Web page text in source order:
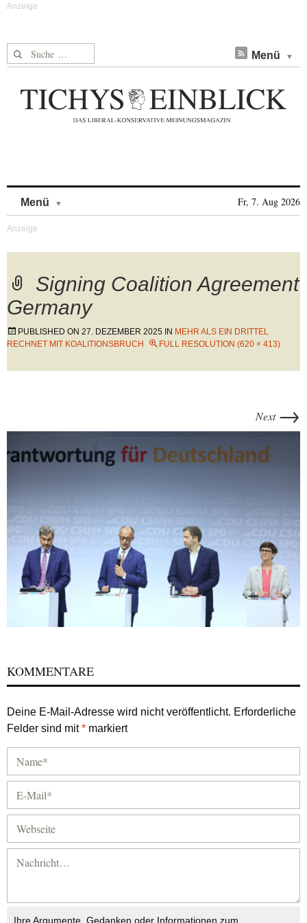
Suche nach: Menü
Menü Fr, 7. Aug 2026
Signing Coalition Agreement
Germany
PUBLISHED ON 27. DEZEMBER 2025 IN MEHR ALS EIN DRITTEL
RECHNET MIT KOALITIONSBRUCH
FULL RESOLUTION (620 × 413)
Next →
KOMMENTARE
Deine E-Mail-Adresse wird nicht veröffentlicht. Erforderliche
Felder sind mit* markiert
Ihre Argumente, Gedanken oder Informationen zum